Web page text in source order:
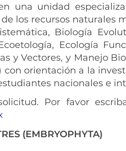
una unidad
los recursos naturales
Biología
Ecología
y Vectores, y Manejo
con orientación a la
nacionales e
Por favor
(EMBRYOPHYTA)